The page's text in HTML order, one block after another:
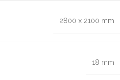
2800 x 2100 mm
18 mm